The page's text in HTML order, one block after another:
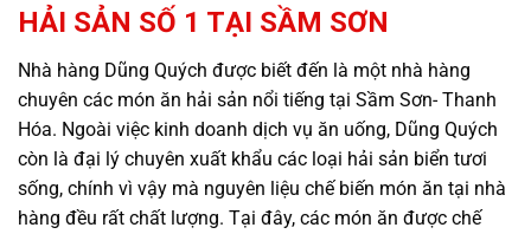
HẢI SẢN SỐ 1 TẠI SẦM SƠN
Nhà hàng Dũng Quých được biết đến là một nhà hàng
chuyên các món ăn hải sản nổi tiếng tại Sầm Sơn- Thanh
Hóa. Ngoài việc kinh doanh dịch vụ ăn uống, Dũng Quých
còn là đại lý chuyên xuất khẩu các loại hải sản biển tươi
sống, chính vì vậy mà nguyên liệu chế biến món ăn tại nhà
hàng đều rất chất lượng. Tại đây, các món ăn được chế